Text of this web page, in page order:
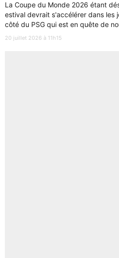
La Coupe du Monde 2026 étant
estival devrait s'accélérer dans les
côté du PSG qui est en quête de
20 juillet 2026 à 11h15